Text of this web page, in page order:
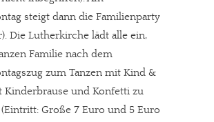
steigt dann die Familienparty
Die Lutherkirche lädt alle ein,
Familie nach dem
zum Tanzen mit Kind &
Kinderbrause und Konfetti zu
Große 7 Euro und 5 Euro